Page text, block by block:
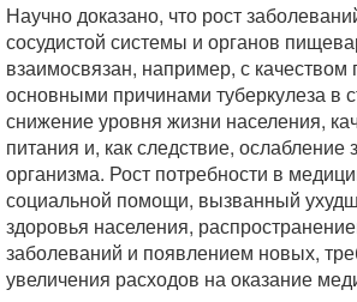
Научно доказано, что рост
сосудистой системы и органов
взаимосвязан, например, с качеством
основными причинами туберкулеза в
снижение уровня жизни населения,
питания и, как следствие,
организма. Рост потребности в
социальной помощи, вызванный
здоровья населения,
заболеваний и появлением новых,
увеличения расходов на оказание